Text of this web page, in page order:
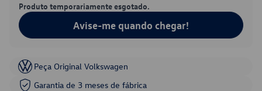
Produto temporariamente esgotado.
Avise-me quando chegar!
Peça Original Volkswagen
Garantia de 3 meses de fábrica